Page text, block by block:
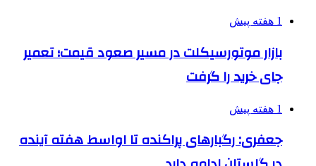
1 هفته پیش
بازار موتورسیکلت در مسیر صعود قیمت؛ تعمیر
جای خرید را گرفت
1 هفته پیش
جعفری: رگبارهای پراکنده تا اواسط هفته آینده